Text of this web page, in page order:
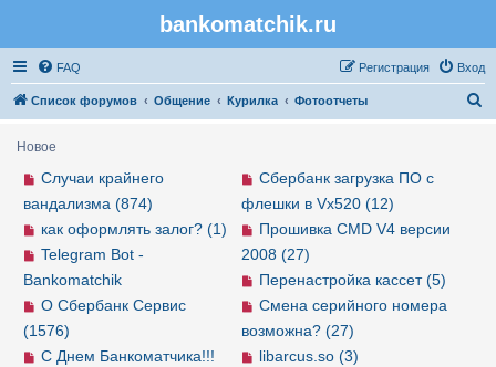
bankomatchik.ru
FAQ Вход
Регистрация
Список форумов Общение Курилка Фотоотчеты
Новое
Сбербанк загрузка ПО с
флешки в Vx520 (12)
Прошивка CMD V4 версии
2008 (27)
Перенастройка кассет (5)
Смена серийного номера
возможна? (27)
libarcus.so (3)
Случаи крайнего
вандализма (874)
как оформлять залог? (1)
Telegram Bot -
Bankomatchik
О Сбербанк Сервис
(1576)
С Днем Банкоматчика!!!